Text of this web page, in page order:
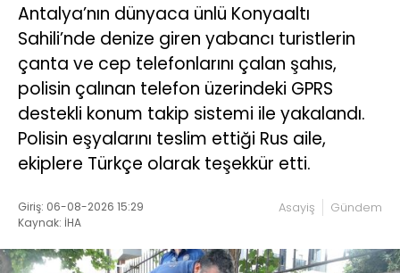
Antalya’nın dünyaca ünlü Konyaaltı
Sahili’nde denize giren yabancı turistlerin
çanta ve cep telefonlarını çalan şahıs,
polisin çalınan telefon üzerindeki GPRS
destekli konum takip sistemi ile yakalandı.
Polisin eşyalarını teslim ettiği Rus aile,
ekiplere Türkçe olarak teşekkür etti.
Giriş: 06-08-2026 15:29
Kaynak: İHA
Asayiş Gündem